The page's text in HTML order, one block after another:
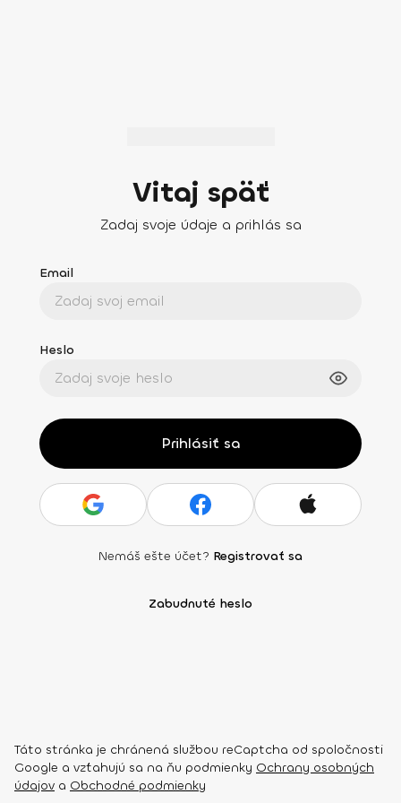
Vitaj späť
Zadaj svoje údaje a prihlás sa
Email
Heslo
Prihlásiť sa
Nemáš ešte účet? Registrovať sa
Zabudnuté heslo
Táto stránka je chránená službou reCaptcha od spoločnosti
Google a vzťahujú sa na ňu podmienky Ochrany osobných
údajov a Obchodné podmienky